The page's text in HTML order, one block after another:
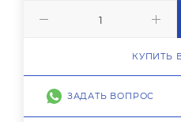
КУПИТЬ
ЗАДАТЬ ВОПРОС